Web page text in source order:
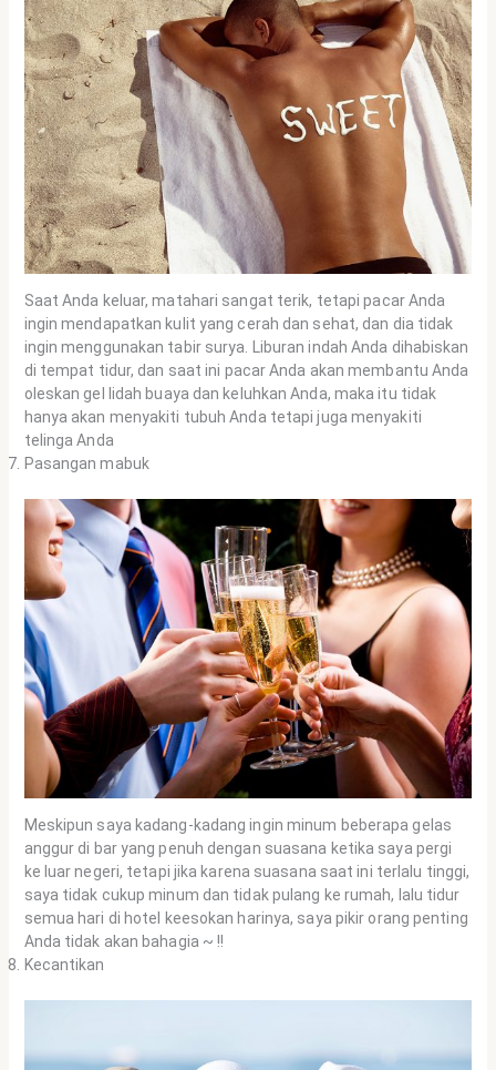
Saat Anda keluar, matahari sangat terik, tetapi pacar Anda
ingin mendapatkan kulit yang cerah dan sehat, dan dia tidak
ingin menggunakan tabir surya. Liburan indah Anda dihabiskan
di tempat tidur, dan saat ini pacar Anda akan membantu Anda
oleskan gel lidah buaya dan keluhkan Anda, maka itu tidak
hanya akan menyakiti tubuh Anda tetapi juga menyakiti
telinga Anda
Pasangan mabuk
Meskipun saya kadang-kadang ingin minum beberapa gelas
anggur di bar yang penuh dengan suasana ketika saya pergi
ke luar negeri, tetapi jika karena suasana saat ini terlalu tinggi,
saya tidak cukup minum dan tidak pulang ke rumah, lalu tidur
semua hari di hotel keesokan harinya, saya pikir orang penting
Anda tidak akan bahagia ~ !!
Kecantikan